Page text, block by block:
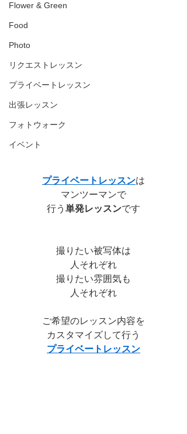
Flower & Green
Food
Photo
リクエストレッスン
プライベートレッスン
出張レッスン
フォトウォーク
イベント
プライベートレッスンは
マンツーマンで
行う 単発レッスンです
撮りたい被写体は
人それぞれ
撮りたい雰囲気も
人それぞれ
ご希望のレッスン内容を
カスタマイズして行う
プライベートレッスン